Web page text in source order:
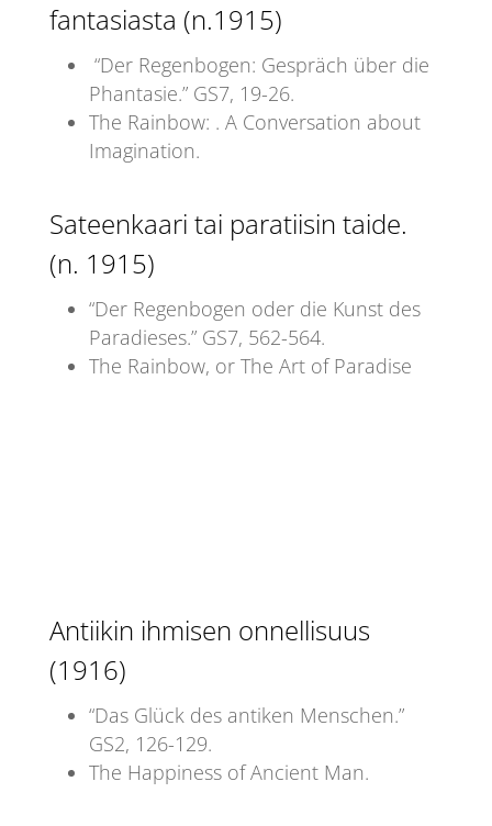
fantasiasta (n.1915)
“Der Regenbogen: Gespräch über die
Phantasie.” GS7, 19-26.
The Rainbow: . A Conversation about
Imagination.
Sateenkaari tai paratiisin taide.
(n. 1915)
“Der Regenbogen oder die Kunst des
Paradieses.” GS7, 562-564.
The Rainbow, or The Art of Paradise
Antiikin ihmisen onnellisuus
(1916)
“Das Glück des antiken Menschen.”
GS2, 126-129.
The Happiness of Ancient Man.